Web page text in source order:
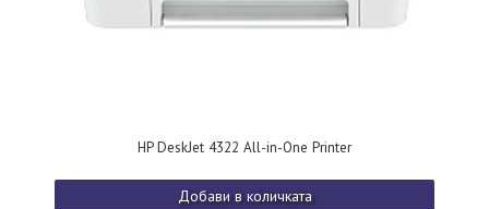
HP DeskJet 4322 All-in-One Printer
Добави в количката